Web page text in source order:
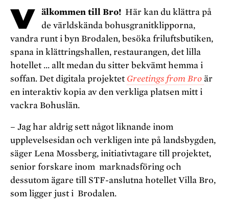
V älkommen till Bro! Här kan du klättra på
de världskända bohusgranitklipporna,
vandra runt i byn Brodalen, besöka friluftsbutiken,
spana in klättringshallen, restaurangen, det lilla
hotellet … allt medan du sitter bekvämt hemma i
soffan. Det digitala projektet Greetings from Bro är
en interaktiv kopia av den verkliga platsen mitt i
vackra Bohuslän.
– Jag har aldrig sett något liknande inom
upplevelsesidan och verkligen inte på landsbygden,
säger Lena Mossberg, initiativtagare till projektet,
senior forskare inom marknadsföring och
dessutom ägare till STF-anslutna hotellet Villa Bro,
som ligger just i Brodalen.